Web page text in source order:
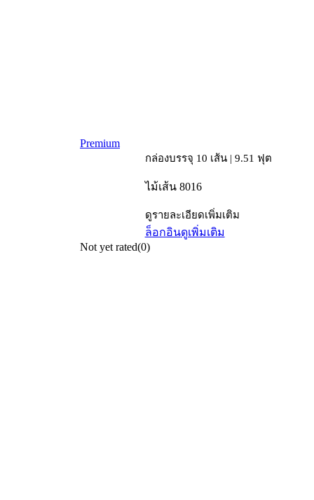
Premium
กล่องบรรจุ 10 เส้น | 9.51 ฟุต
ไม้เส้น 8016
ดูรายละเอียดเพิ่มเติม
ล็อกอินดูเพิ่มเติม
Not yet rated(0)